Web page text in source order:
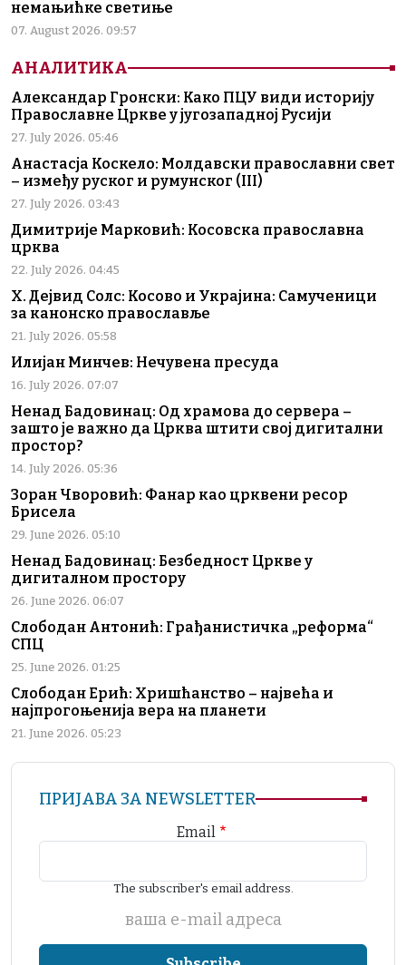
немањићке светиње
07. August 2026. 09:57
АНАЛИТИКА
Александар Гронски: Како ПЦУ види историју
Православне Цркве у југозападној Русији
27. July 2026. 05:46
Анастасја Коскело: Молдавски православни свет
– између руског и румунског (III)
27. July 2026. 03:43
Димитрије Марковић: Косовска православна
црква
22. July 2026. 04:45
Х. Дејвид Солс: Косово и Украјина: Самученици
за канонско православље
21. July 2026. 05:58
Илијан Минчев: Нечувена пресуда
16. July 2026. 07:07
Ненад Бадовинац: Од храмова до сервера –
зашто је важно да Црква штити свој дигитални
простор?
14. July 2026. 05:36
Зоран Чворовић: Фанар као црквени ресор
Брисела
29. June 2026. 05:10
Ненад Бадовинац: Безбедност Цркве у
дигиталном простору
26. June 2026. 06:07
Слободан Антонић: Грађанистичка „реформа“
СПЦ
25. June 2026. 01:25
Слободан Ерић: Хришћанство – највећа и
најпрогоњенија вера на планети
21. June 2026. 05:23
ПРИЈАВА ЗА NEWSLETTER
Email
The subscriber's email address.
ваша е-mail адреса